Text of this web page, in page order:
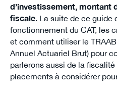
d’investissement, montant
fiscale. La suite de ce guide
fonctionnement du CAT, les
et comment utiliser le
Annuel Actuariel Brut) pour
parlerons aussi de la
placements à considérer